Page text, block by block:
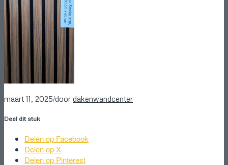
maart 11, 2025/door dakenwandcenter
Deel dit stuk
Delen op Facebook
Delen op X
Delen op Pinterest